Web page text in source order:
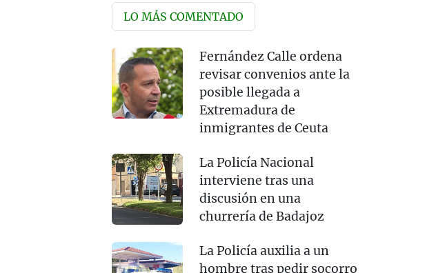
LO MÁS COMENTADO
Fernández Calle ordena
revisar convenios ante la
posible llegada a
Extremadura de
inmigrantes de Ceuta
La Policía Nacional
interviene tras una
discusión en una
churrería de Badajoz
La Policía auxilia a un
hombre tras pedir socorro